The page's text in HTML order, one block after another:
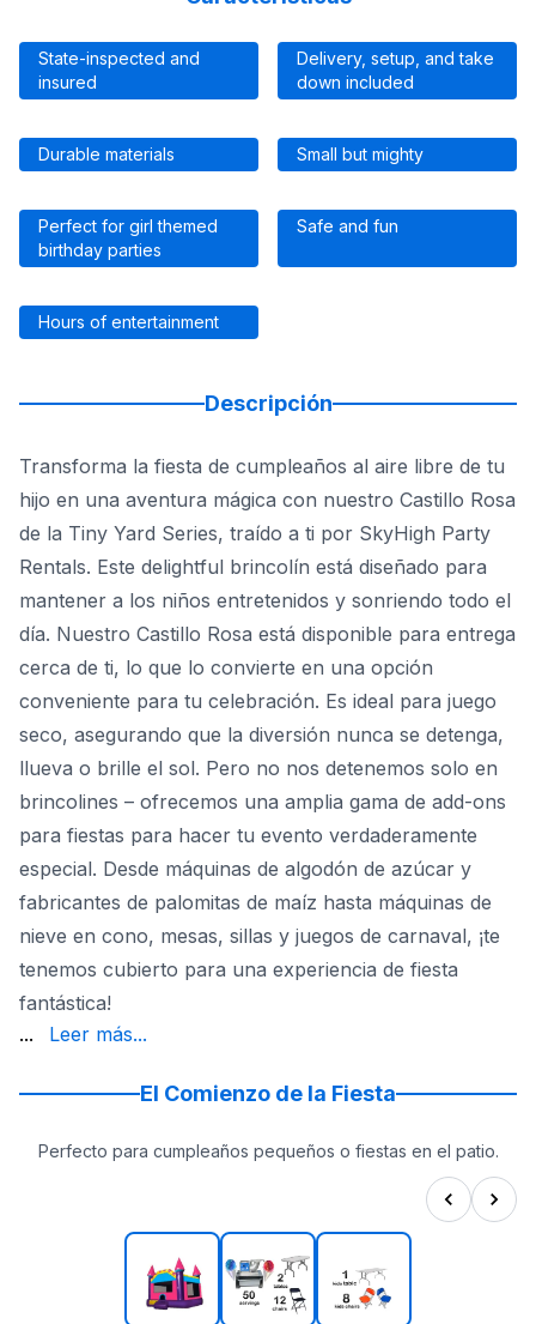
State-inspected and
insured
Delivery, setup, and take
down included
Durable materials Small but mighty
Perfect for girl themed
birthday parties
Safe and fun
Hours of entertainment
Descripción
Transforma la fiesta de cumpleaños al aire libre de tu
hijo en una aventura mágica con nuestro Castillo Rosa
de la Tiny Yard Series, traído a ti por SkyHigh Party
Rentals. Este delightful brincolín está diseñado para
mantener a los niños entretenidos y sonriendo todo el
día. Nuestro Castillo Rosa está disponible para entrega
cerca de ti, lo que lo convierte en una opción
conveniente para tu celebración. Es ideal para juego
seco, asegurando que la diversión nunca se detenga,
llueva o brille el sol. Pero no nos detenemos solo en
brincolines – ofrecemos una amplia gama de add-ons
para fiestas para hacer tu evento verdaderamente
especial. Desde máquinas de algodón de azúcar y
fabricantes de palomitas de maíz hasta máquinas de
nieve en cono, mesas, sillas y juegos de carnaval, ¡te
tenemos cubierto para una experiencia de fiesta
fantástica!
Party Rentals, entendemos los típicos dolores de
... Leer más...
El Comienzo de la Fiesta
Perfecto para cumpleaños pequeños o fiestas en el patio.